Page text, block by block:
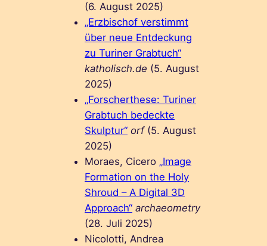
(6. August 2025)
„Erzbischof verstimmt
über neue Entdeckung
zu Turiner Grabtuch“
katholisch.de (5. August
2025)
„Forscherthese: Turiner
Grabtuch bedeckte
Skulptur“ orf(5. August
2025)
Moraes, Cicero „Image
Formation on the Holy
Shroud – A Digital 3D
Approach“ archaeometry
(28. Juli 2025)
Nicolotti, Andrea